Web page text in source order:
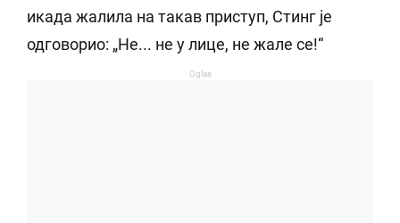
икада жалила на такав приступ, Стинг је
одговорио: „Не... не у лице, не жале се!“
Oglas